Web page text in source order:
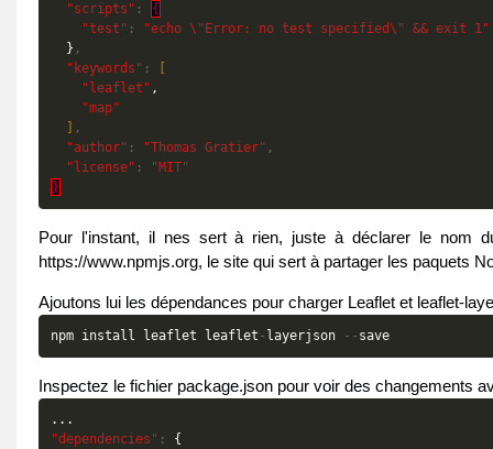
"scripts" :
{
"test" :
"echo \"Error: no test specified\" && exit 1"
} ,
"keywords" :
"leaflet" ,
"map"
,
"author" : "Thomas Gratier" ,
"license" :
"MIT"
}
Pour l'instant, il nes sert à rien, juste à déclarer le nom
https://www.npmjs.org, le site qui sert à partager les paquets
Ajoutons lui les dépendances pour charger Leaflet et leaflet-
npm install leaflet leaflet - layerjson -- save
Inspectez le fichier package.json pour voir des changements
...
"dependencies" :
{